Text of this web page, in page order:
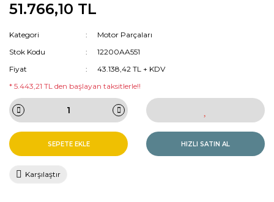
51.766,10 TL
Kategori
Motor Parçaları
Stok Kodu
12200AA551
Fiyat
43.138,42 TL + KDV
* 5.443,21 TL den başlayan taksitlerle!!
SEPETE EKLE HIZLI SATIN AL
Karşılaştır